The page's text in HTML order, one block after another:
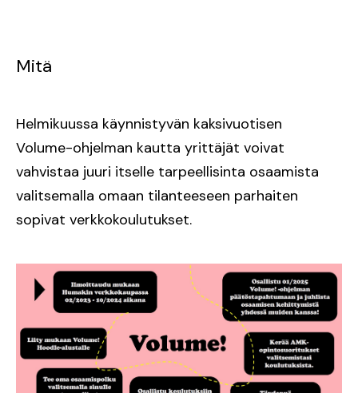
Mitä
Helmikuussa käynnistyvän kaksivuotisen
Volume-ohjelman kautta yrittäjät voivat
vahvistaa juuri itselle tarpeellisinta osaamista
valitsemalla omaan tilanteeseen parhaiten
sopivat verkkokoulutukset.